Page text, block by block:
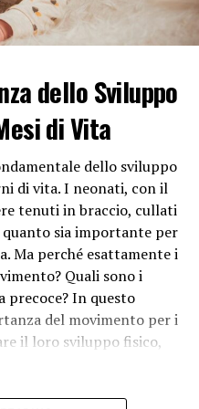
e attività fisiche.
alla salute fisica,
partecipazione a sport di
abilità come la
altri e la gestione delle
sono una preziosa
perché offrono
al loro sviluppo
non solo consente ai
anche
imparare attraverso
e l’acquisizione di
preziose per il loro
dello Sviluppo
di Vita
dello sviluppo
di vita. I neonati, con il
tenuti in braccio, cullati
sia importante per
Ma perché esattamente i
Quali sono i
precoce? In questo
del movimento per i
il loro sviluppo fisico,